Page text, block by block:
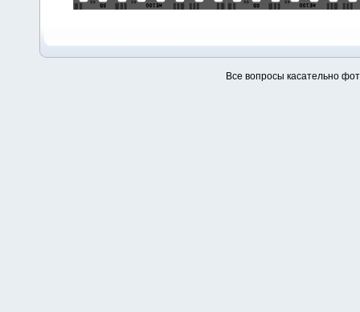
Все вопросы касательно